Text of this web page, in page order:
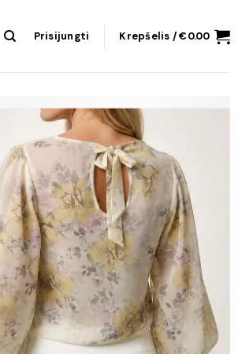
Prisijungti Krepšelis /€0.00